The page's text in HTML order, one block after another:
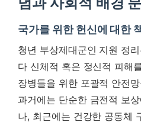
국가를 위한 헌신에 대한
청년 부상제대군인 지원 정
다 신체적 혹은 정신적 피해
장병들을 위한 포괄적 안전
과거에는 단순한 금전적 보
나, 최근에는 건강한 공동체